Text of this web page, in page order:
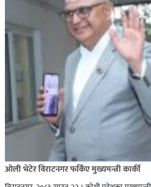
ओली भेटेर विराटनगर फर्किए मुख्यमन्त्री कार्की